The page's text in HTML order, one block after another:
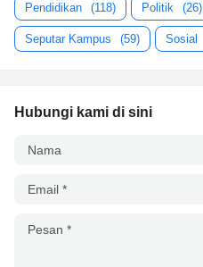
Pendidikan (118) Politik (26)
Seputar Kampus (59) Sosial
Hubungi kami di sini